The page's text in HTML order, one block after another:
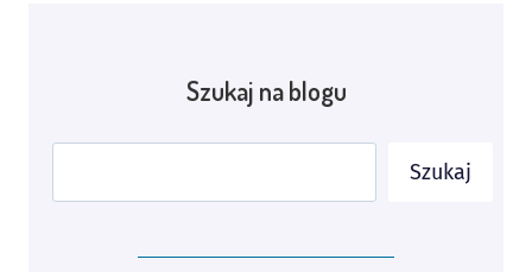
Szukaj na blogu
Szukaj